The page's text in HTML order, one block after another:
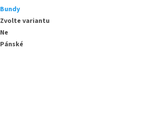
Bundy
Zvolte variantu
Ne
Pánské